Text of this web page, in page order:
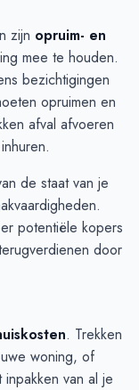
zijn opruim- en
mee te houden.
bezichtigingen
opruimen en
afval afvoeren
de staat van je
potentiële kopers
door
. Trekken
woning, of
van al je